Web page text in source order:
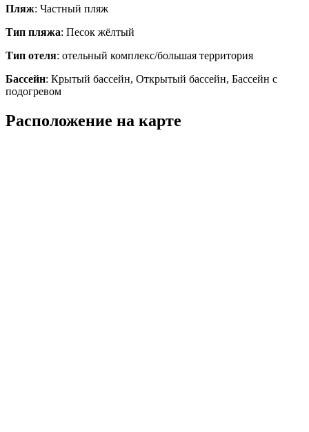
Пляж: Частный пляж
Тип пляжа: Песок жёлтый
Тип отеля: отельный комплекс/большая территория
Бассейн: Крытый бассейн, Открытый бассейн, Бассейн с
подогревом
Расположение на карте